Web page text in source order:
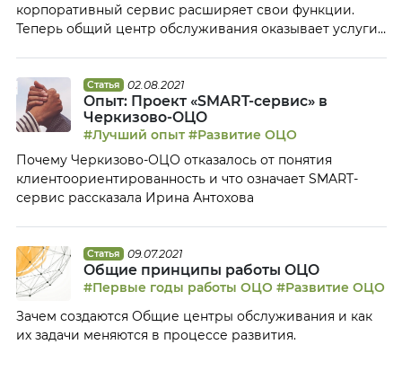
корпоративный сервис расширяет свои функции.
Теперь общий центр обслуживания оказывает услуги
закупочной деятельности».
Статья 02.08.2021
Опыт: Проект «SMART-сервис» в
Черкизово-ОЦО
#Лучший опыт #Развитие ОЦО
Почему Черкизово-ОЦО отказалось от понятия
клиентоориентированность и что означает SMART-
сервис рассказала Ирина Антохова
Статья 09.07.2021
Общие принципы работы ОЦО
#Первые годы работы ОЦО #Развитие ОЦО
Зачем создаются Общие центры обслуживания и как
их задачи меняются в процессе развития.